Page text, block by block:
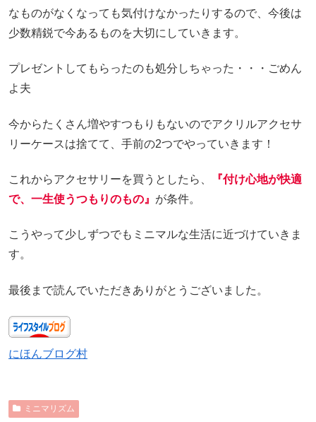
なものがなくなっても気付けなかったりするので、今後は
少数精鋭で今あるものを大切にしていきます。
プレゼントしてもらったのも処分しちゃった・・・ごめん
よ夫
今からたくさん増やすつもりもないのでアクリルアクセサ
リーケースは捨てて、手前の2つでやっていきます！
これからアクセサリーを買うとしたら、
『付け心地が快適
で、一生使うつもりのもの』 が条件。
こうやって少しずつでもミニマルな生活に近づけていきま
す。
最後まで読んでいただきありがとうございました。
にほんブログ村
ミニマリズム